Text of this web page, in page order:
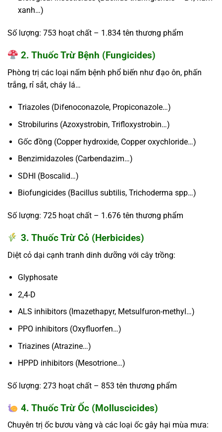
xanh…)
Số lượng: 753 hoạt chất – 1.834 tên thương phẩm
2. Thuốc Trừ Bệnh (Fungicides)
Phòng trị các loại nấm bệnh phổ biến như đạo ôn, phấn
trắng, rỉ sắt, cháy lá…
Triazoles (Difenoconazole, Propiconazole…)
Strobilurins (Azoxystrobin, Trifloxystrobin…)
Gốc đồng (Copper hydroxide, Copper oxychloride…)
Benzimidazoles (Carbendazim…)
SDHI (Boscalid…)
Biofungicides (Bacillus subtilis, Trichoderma spp…)
Số lượng: 725 hoạt chất – 1.676 tên thương phẩm
3. Thuốc Trừ Cỏ (Herbicides)
Diệt cỏ dại cạnh tranh dinh dưỡng với cây trồng:
Glyphosate
2,4-D
ALS inhibitors (Imazethapyr, Metsulfuron-methyl…)
PPO inhibitors (Oxyfluorfen…)
Triazines (Atrazine…)
HPPD inhibitors (Mesotrione…)
Số lượng: 273 hoạt chất – 853 tên thương phẩm
4. Thuốc Trừ Ốc (Molluscicides)
Chuyên trị ốc bươu vàng và các loại ốc gây hại mùa mưa: